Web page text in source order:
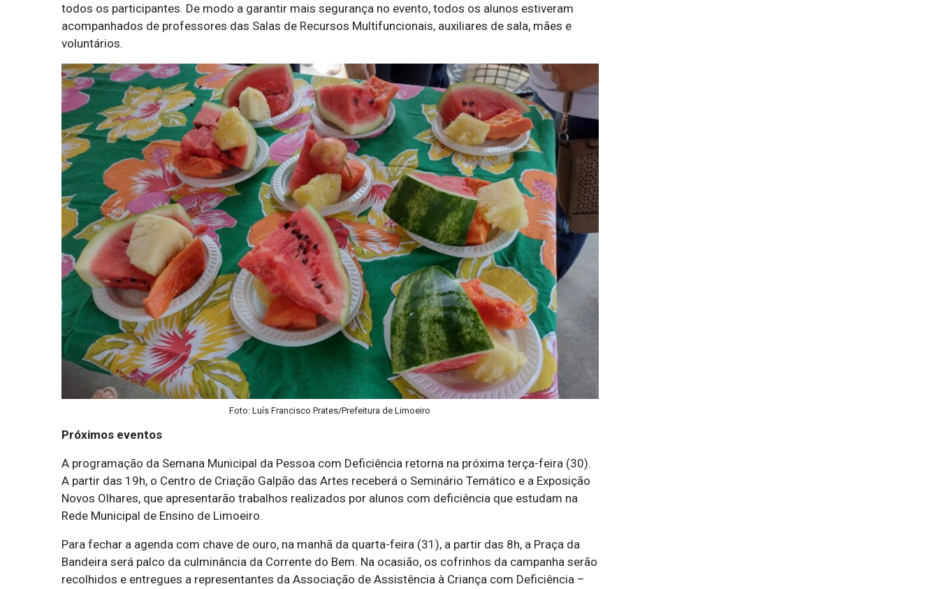
todos os participantes. De modo a garantir mais segurança no evento, todos os alunos estiveram
acompanhados de professores das Salas de Recursos Multifuncionais, auxiliares de sala, mães e
voluntários.
Foto: Luís Francisco Prates/Prefeitura de Limoeiro
Próximos eventos
A programação da Semana Municipal da Pessoa com Deficiência retorna na próxima terça-feira (30).
A partir das 19h, o Centro de Criação Galpão das Artes receberá o Seminário Temático e a Exposição
Novos Olhares, que apresentarão trabalhos realizados por alunos com deficiência que estudam na
Rede Municipal de Ensino de Limoeiro.
Para fechar a agenda com chave de ouro, na manhã da quarta-feira (31), a partir das 8h, a Praça da
Bandeira será palco da culminância da Corrente do Bem. Na ocasião, os cofrinhos da campanha serão
recolhidos e entregues a representantes da Associação de Assistência à Criança com Deficiência –